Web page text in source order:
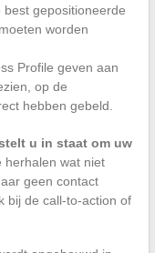
gepositioneerde
worden
Profile geven aan
op de
hebben gebeld.
u in staat om uw
herhalen wat niet
geen contact
bij de call-to-action of